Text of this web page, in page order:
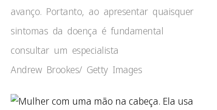
avanço. Portanto, ao apresentar quaisquer
sintomas da doença é fundamental
consultar um especialista
Andrew Brookes/ Getty Images